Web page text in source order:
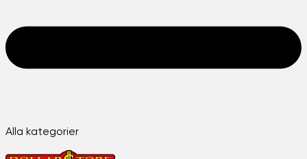
Alla kategorier